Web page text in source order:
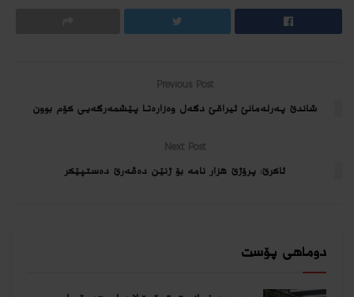
Previous Post
شاندێ په‌رله‌مانێ ئیراقێ دگه‌ل وه‌زاره‌تا پێشمه‌رگه‌یى كۆم بوون
Next Post
ئاكرێ: پرۆژێ هزار نامه‌ بۆ ژنێن ده‌ڤه‌رێ ده‌ستپێكر
دوماهی پۆست